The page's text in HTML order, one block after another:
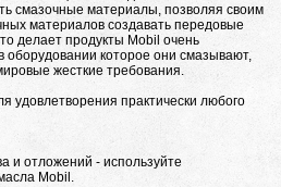
смазочные материалы, позволяя своим
материалов создавать передовые
делает продукты Mobil очень
которое они смазывают,
жесткие требования.
удовлетворения практически любого
и отложений - используйте
Mobil.